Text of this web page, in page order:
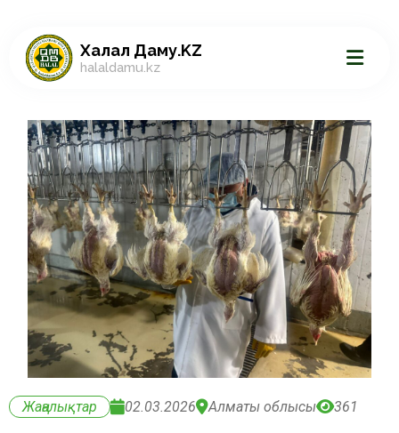
Халал Даму.KZ
halaldamu.kz
Жаңалықтар 02.03.2026 Алматы облысы 361